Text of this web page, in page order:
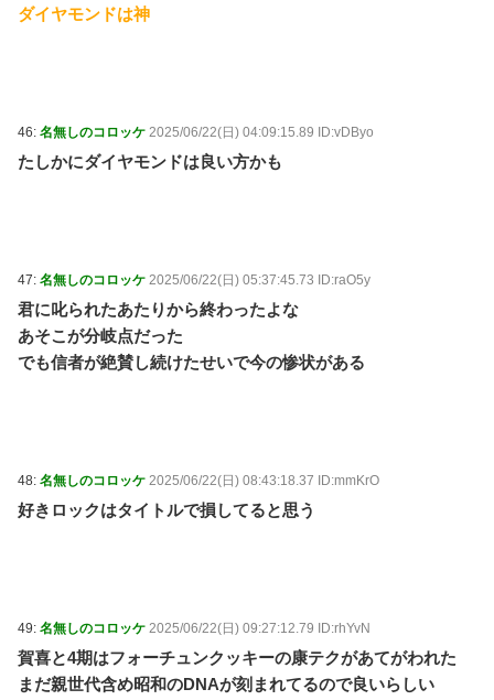
ダイヤモンドは神
46: 名無しのコロッケ 2025/06/22(日) 04:09:15.89 ID:vDByo
たしかにダイヤモンドは良い方かも
47: 名無しのコロッケ 2025/06/22(日) 05:37:45.73 ID:raO5y
君に叱られたあたりから終わったよな
あそこが分岐点だった
でも信者が絶賛し続けたせいで今の惨状がある
48: 名無しのコロッケ 2025/06/22(日) 08:43:18.37 ID:mmKrO
好きロックはタイトルで損してると思う
49: 名無しのコロッケ 2025/06/22(日) 09:27:12.79 ID:rhYvN
賀喜と4期はフォーチュンクッキーの康テクがあてがわれた
まだ親世代含め昭和のDNAが刻まれてるので良いらしい